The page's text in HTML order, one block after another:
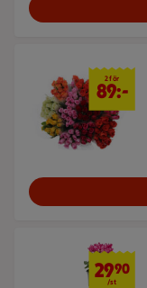
2 för 89 kr
2 för
89:-
29,90 kr/st
2990
/st